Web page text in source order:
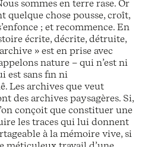
sommes en terre rase. Or
quelque chose pousse, croît,
; et recommence. En
écrite, décrite, détruite,
» est en prise avec
nature – qui n’est ni
est sans fin ni
Les archives que veut
des archives paysagères. Si,
conçoit que constituer une
les traces qui lui donnent
à la mémoire vive, si